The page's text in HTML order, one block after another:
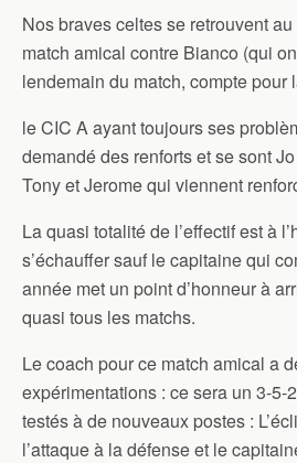
Nos braves celtes se retrouvent
match amical contre Bianco (qui
lendemain du match, compte pour
le CIC A ayant toujours ses
demandé des renforts et se sont
Tony et Jerome qui viennent
La quasi totalité de l’effectif est à
s’échauffer sauf le capitaine qui
année met un point d’honneur à
quasi tous les matchs.
Le coach pour ce match amical a
expérimentations : ce sera un 3-5-
testés à de nouveaux postes :
l’attaque à la défense et le